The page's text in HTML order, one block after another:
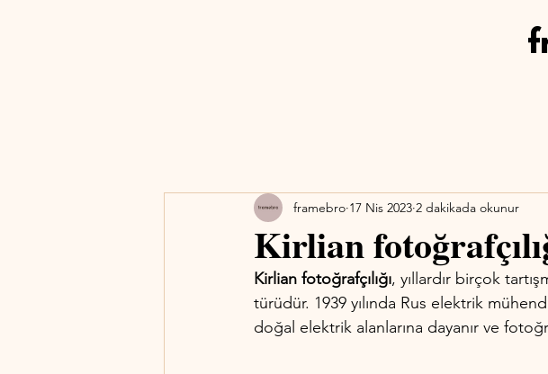
Kirlian
framebro 17 Nis 2023 2 dakikada okunur
Kirlian fotoğrafçılığı, yıllardır birçok
türüdür. 1939 yılında Rus elektrik
doğal elektrik alanlarına dayanır ve